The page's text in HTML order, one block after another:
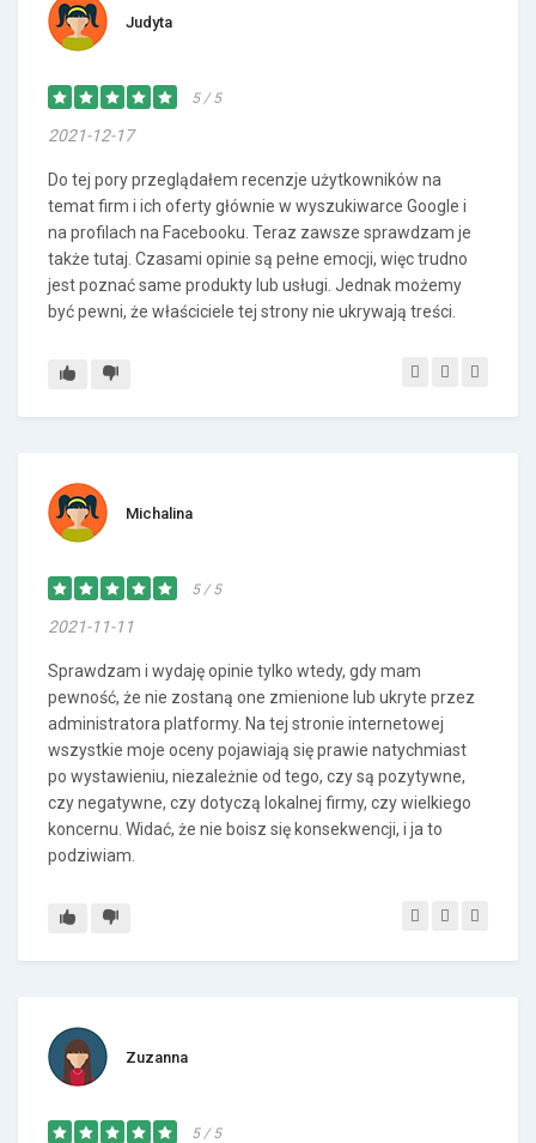
Judyta
5 / 5
2021-12-17
Do tej pory przeglądałem recenzje użytkowników na
temat firm i ich oferty głównie w wyszukiwarce Google i
na profilach na Facebooku. Teraz zawsze sprawdzam je
także tutaj. Czasami opinie są pełne emocji, więc trudno
jest poznać same produkty lub usługi. Jednak możemy
być pewni, że właściciele tej strony nie ukrywają treści.
Michalina
5 / 5
2021-11-11
Sprawdzam i wydaję opinie tylko wtedy, gdy mam
pewność, że nie zostaną one zmienione lub ukryte przez
administratora platformy. Na tej stronie internetowej
wszystkie moje oceny pojawiają się prawie natychmiast
po wystawieniu, niezależnie od tego, czy są pozytywne,
czy negatywne, czy dotyczą lokalnej firmy, czy wielkiego
koncernu. Widać, że nie boisz się konsekwencji, i ja to
podziwiam.
Zuzanna
5 / 5